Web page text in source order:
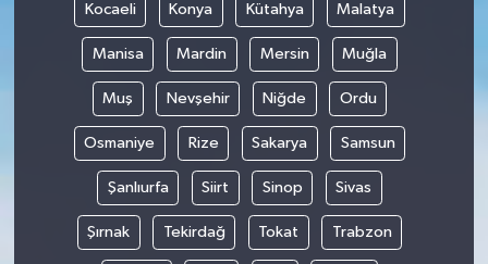
Kocaeli Konya Kütahya Malatya
Manisa Mardin Mersin Muğla
Muş Nevşehir Niğde Ordu
Osmaniye Rize Sakarya Samsun
Şanlıurfa Siirt Sinop Sivas
Şırnak Tekirdağ Tokat Trabzon